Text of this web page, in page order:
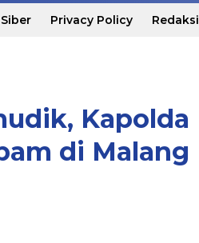
Privacy Policy Redaksi
Kapolda
di Malang